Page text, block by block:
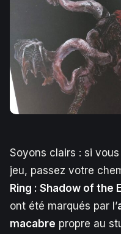
Soyons clairs : si
jeu, passez votre
Ring : Shadow of the
ont été marqués par l’
macabre propre au